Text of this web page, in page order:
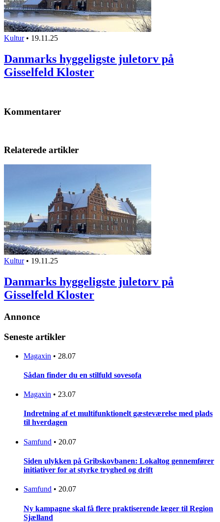
Kultur • 19.11.25
Danmarks hyggeligste juletorv på
Gisselfeld Kloster
Kommentarer
Relaterede artikler
Kultur • 19.11.25
Danmarks hyggeligste juletorv på
Gisselfeld Kloster
Annonce
Seneste artikler
Magaxin • 28.07
Sådan finder du en stilfuld sovesofa
Magaxin • 23.07
Indretning af et multifunktionelt gæsteværelse med plads
til hverdagen
Samfund • 20.07
Siden ulykken på Gribskovbanen: Lokaltog gennemfører
initiativer for at styrke tryghed og drift
Samfund • 20.07
Ny kampagne skal få flere praktiserende læger til Region
Sjælland